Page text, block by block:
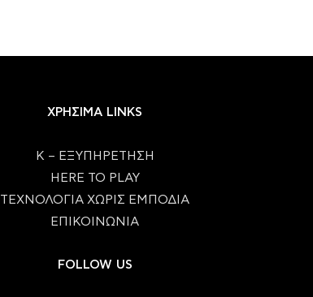
ΧΡΗΣΙΜΑ LINKS
Κ – ΕΞΥΠΗΡΕΤΗΣΗ
HERE TO PLAY
ΤΕΧΝΟΛΟΓΙΑ ΧΩΡΙΣ ΕΜΠΟΔΙΑ
ΕΠΙΚΟΙΝΩΝΙΑ
FOLLOW US